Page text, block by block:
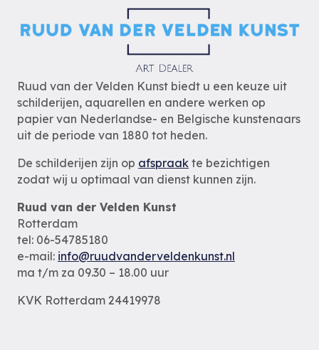
Ruud van der Velden Kunst biedt u een keuze uit
schilderijen, aquarellen en andere werken op
papier van Nederlandse- en Belgische kunstenaars
uit de periode van 1880 tot heden.
De schilderijen zijn op afspraak te bezichtigen
zodat wij u optimaal van dienst kunnen zijn.
Ruud van der Velden Kunst
Rotterdam
tel: 06-54785180
e-mail: info@ruudvanderveldenkunst.nl
ma t/m za 09.30 – 18.00 uur
KVK Rotterdam 24419978